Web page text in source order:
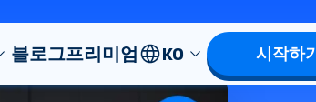
블로그프리미엄 KO 시작하기